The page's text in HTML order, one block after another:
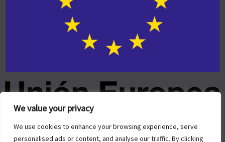
We value your privacy
We use cookies to enhance your browsing experience, serve
personalised ads or content, and analyse our traffic. By clicking